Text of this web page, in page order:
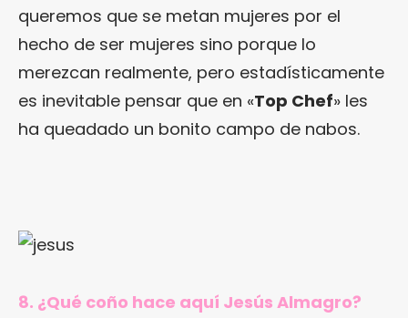
queremos que se metan mujeres por el
hecho de ser mujeres sino porque lo
merezcan realmente, pero estadísticamente
es inevitable pensar que en «Top Chef» les
ha queadado un bonito campo de nabos.
8. ¿Qué coño hace aquí Jesús Almagro?